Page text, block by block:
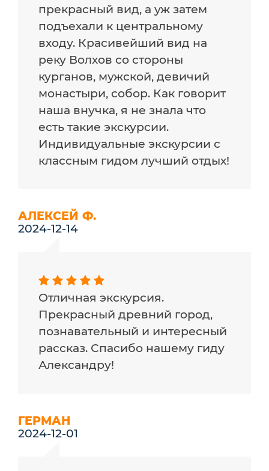
прекрасный вид, а уж затем
подъехали к центральному
входу. Красивейший вид на
реку Волхов со стороны
курганов, мужской, девичий
монастыри, собор. Как говорит
наша внучка, я не знала что
есть такие экскурсии.
Индивидуальные экскурсии с
классным гидом лучший отдых!
АЛЕКСЕЙ Ф.
2024-12-14
Отличная экскурсия.
Прекрасный древний город,
познавательный и интересный
рассказ. Спасибо нашему гиду
Александру!
ГЕРМАН
2024-12-01